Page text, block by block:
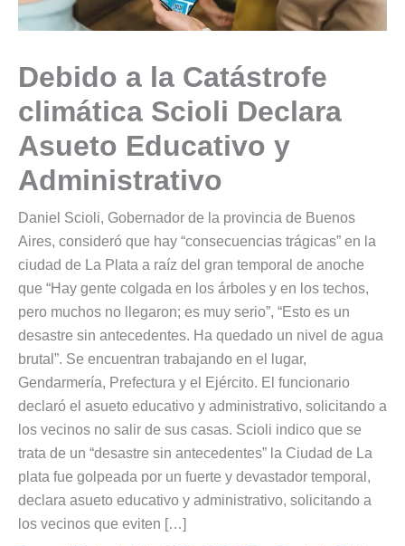
Debido a la Catástrofe
climática Scioli Declara
Asueto Educativo y
Administrativo
Daniel Scioli, Gobernador de la provincia de Buenos
Aires, consideró que hay “consecuencias trágicas” en la
ciudad de La Plata a raíz del gran temporal de anoche
que “Hay gente colgada en los árboles y en los techos,
pero muchos no llegaron; es muy serio”, “Esto es un
desastre sin antecedentes. Ha quedado un nivel de agua
brutal”. Se encuentran trabajando en el lugar,
Gendarmería, Prefectura y el Ejército. El funcionario
declaró el asueto educativo y administrativo, solicitando a
los vecinos no salir de sus casas. Scioli indico que se
trata de un “desastre sin antecedentes” la Ciudad de La
plata fue golpeada por un fuerte y devastador temporal,
declara asueto educativo y administrativo, solicitando a
los vecinos que eviten […]